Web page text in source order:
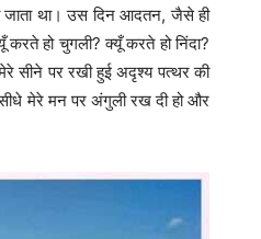
जाता था। उस दिन आदतन, जैसे ही
हो चुगली? क्यूँ करते हो निंदा?
सीने पर रखी हुई अदृश्य पत्थर की
मेरे मन पर अंगुली रख दी हो और